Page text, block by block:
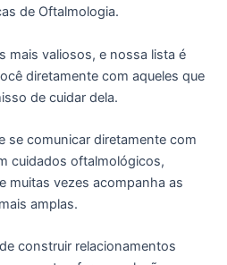
de Oftalmologia.
mais valiosos, e nossa lista é
diretamente com aqueles que
de cuidar dela.
se comunicar diretamente com
cuidados oftalmológicos,
muitas vezes acompanha as
amplas.
construir relacionamentos